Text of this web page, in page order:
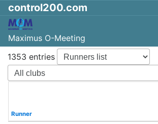
control200.com
Maximus O-Meeting
1353 entries
Runner